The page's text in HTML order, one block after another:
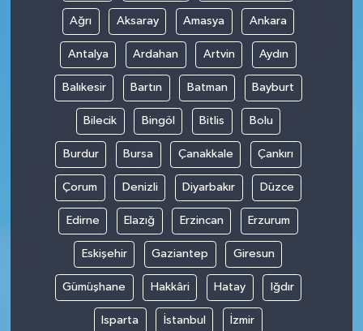
Ağrı Aksaray Amasya Ankara
Antalya Ardahan Artvin Aydın
Balıkesir Bartın Batman Bayburt
Bilecik Bingöl Bitlis Bolu
Burdur Bursa Çanakkale Çankırı
Çorum Denizli Diyarbakır Düzce
Edirne Elazığ Erzincan Erzurum
Eskişehir Gaziantep Giresun
Gümüşhane Hakkâri Hatay Iğdır
Isparta İstanbul İzmir